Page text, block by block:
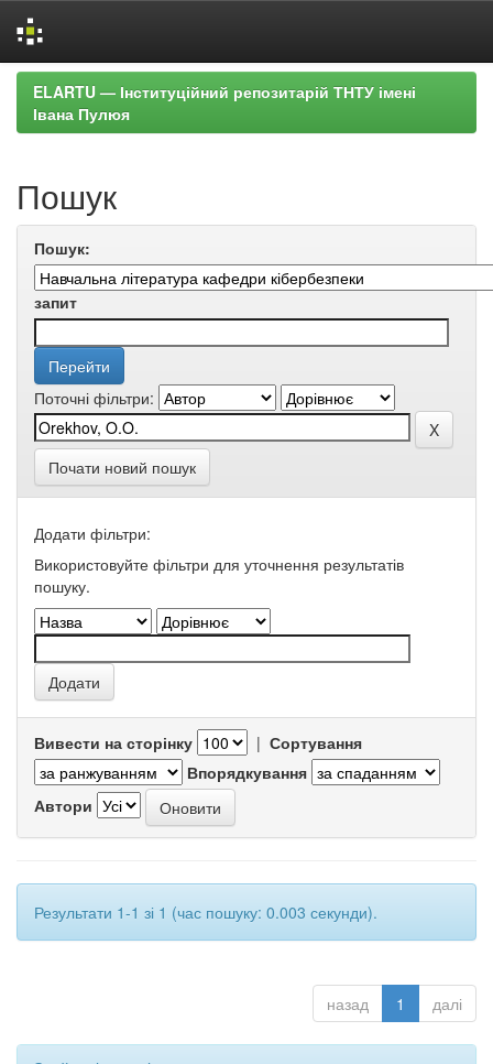
Skip
navigation
ELARTU — Інституційний репозитарій ТНТУ імені
Івана Пулюя
Пошук
Пошук:
запит
Поточні фільтри:
Почати новий пошук
Додати фільтри:
Використовуйте фільтри для уточнення результатів
пошуку.
Вивести на сторінку | Сортування
Впорядкування
Автори
Результати 1-1 зі 1 (час пошуку: 0.003 секунди).
назад 1 далі